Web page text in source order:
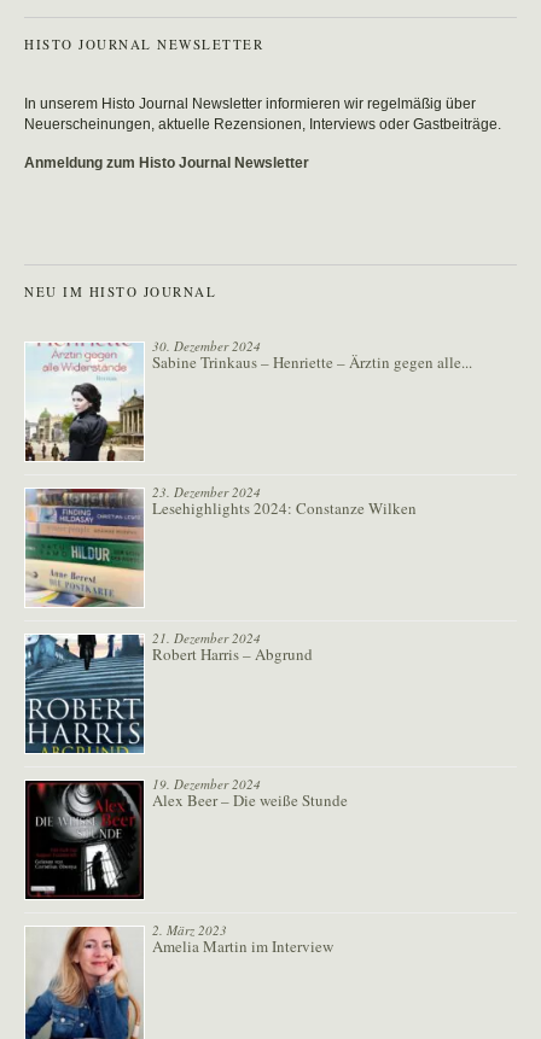
HISTO JOURNAL NEWSLETTER
In unserem Histo Journal Newsletter informieren wir regelmäßig über
Neuerscheinungen, aktuelle Rezensionen, Interviews oder Gastbeiträge.
Anmeldung zum Histo Journal Newsletter
NEU IM HISTO JOURNAL
30. Dezember 2024
Sabine Trinkaus – Henriette – Ärztin gegen alle...
23. Dezember 2024
Lesehighlights 2024: Constanze Wilken
21. Dezember 2024
Robert Harris – Abgrund
19. Dezember 2024
Alex Beer – Die weiße Stunde
2. März 2023
Amelia Martin im Interview